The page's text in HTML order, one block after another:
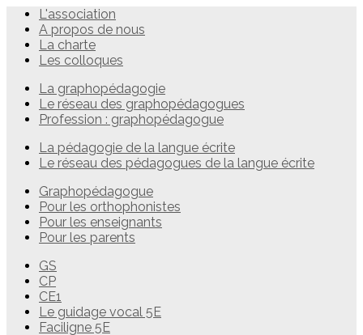
L'association
A propos de nous
La charte
Les colloques
La graphopédagogie
Le réseau des graphopédagogues
Profession : graphopédagogue
La pédagogie de la langue écrite
Le réseau des pédagogues de la langue écrite
Graphopédagogue
Pour les orthophonistes
Pour les enseignants
Pour les parents
GS
CP
CE1
Le guidage vocal 5E
Faciligne 5E